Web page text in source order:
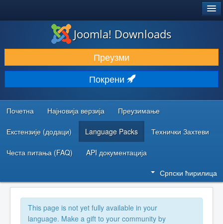
ПРЕУЗИМАЊЕ И ПРОШИРЕЊА (ЕКСТЕНЗИЈЕ)
ОТКРИЈТЕ И НАУЧИТЕ
ЗАЈЕДНИЦА И ПОДРШКА
РЕСУРСИ ЗА РАЗВОЈ
Joomla! Downloads
Преузми
Покрени
Почетна Најновија верзија Преузимање
Екстензије (додаци) Language Packs Технички Захтеви
Честа питања (FAQ) API документација
Српски ћирилица
This page is not yet fully available in your
language. Make a gift to your community by